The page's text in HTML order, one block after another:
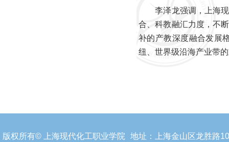
李泽龙强调，上海现
合、科教融汇力度，不
补的产教深度融合发展
纽、世界级沿海产业带
版权所有© 上海现代化工职业学院
地址：上海金山区龙胜路